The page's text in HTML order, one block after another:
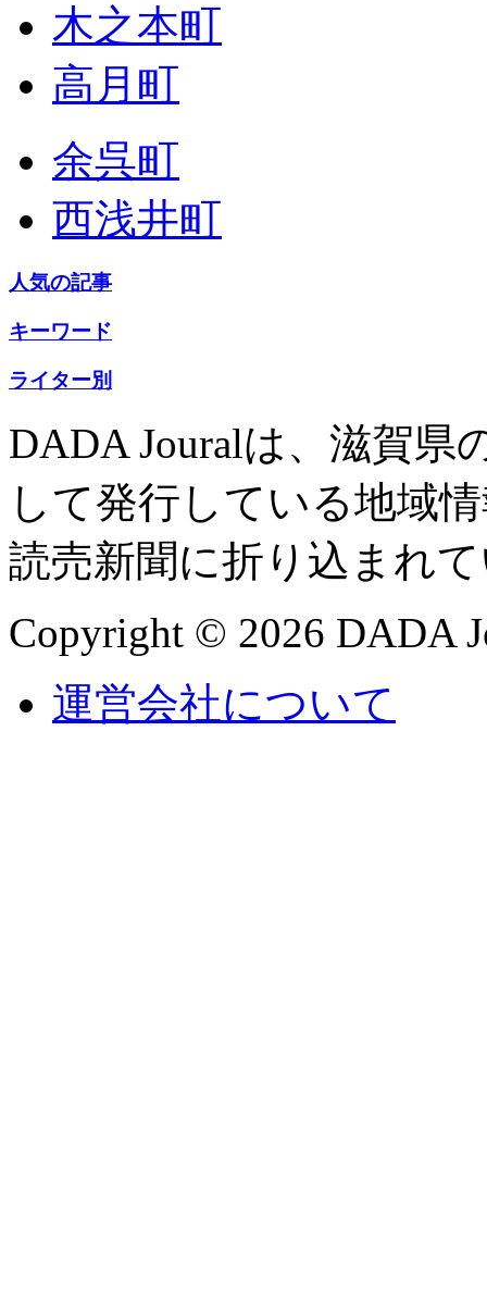
木之本町
高月町
余呉町
西浅井町
人気の記事
キーワード
ライター別
DADA Jouralは、滋賀県
して発行している地域
読売新聞に折り込まれ
Copyright © 2026 DADA
運営会社について